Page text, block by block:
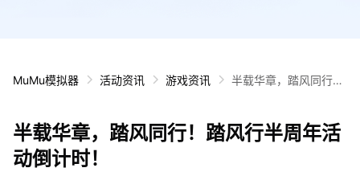
MuMu模拟器 活动资讯 游戏资讯
半载华章，踏风同行！
半载华章，踏风同行！踏风行半周年活
动倒计时！